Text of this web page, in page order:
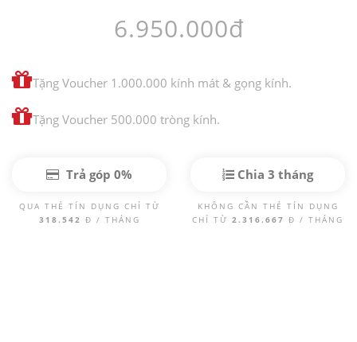
6.950.000đ
Tặng Voucher 1.000.000 kính mát & gọng kính.
Tặng Voucher 500.000 tròng kính.
Trả góp 0%
QUA THẺ TÍN DỤNG CHỈ TỪ
318.542 Đ / THÁNG
Chia 3 tháng
KHÔNG CẦN THẺ TÍN DỤNG
CHỈ TỪ 2.316.667 Đ / THÁNG